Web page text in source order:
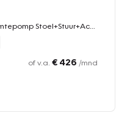
of v.a. € 426 /mnd